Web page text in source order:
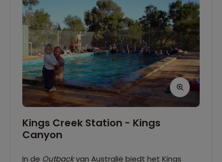
Kings Creek Station - Kings
Canyon
In de Outbackvan Australië biedt het Kings